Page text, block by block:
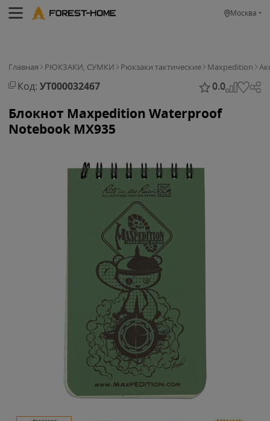
Москва
Главная РЮКЗАКИ, СУМКИ Рюкзаки тактические Maxpedition
Код: УТ000032467 0.0
Блокнот Maxpedition Waterproof
Notebook MX935